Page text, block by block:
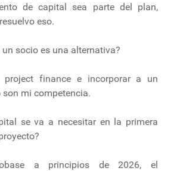
de capital sea parte del plan,
eso.
un socio es una alternativa?
project finance e incorporar a un
son mi competencia.
se va a necesitar en la primera
a principios de 2026, el